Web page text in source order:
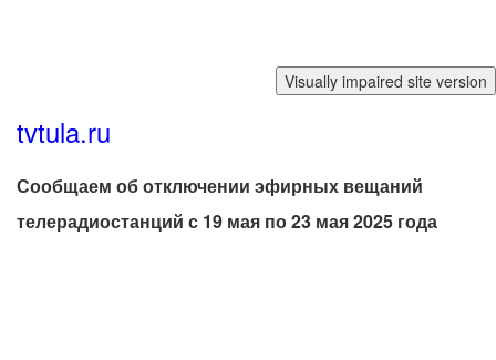
tvtula.ru
Сообщаем об отключении эфирных вещаний
телерадиостанций с 19 мая по 23 мая 2025 года